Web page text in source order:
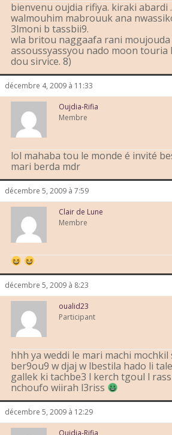
bienvenu oujdia rifiya. kiraki abardi .
walmouhim mabrouuk ana
3lmoni b tassbii9.
wla britou naggaafa rani moujouda
assoussyassyou nado moon
dou sirvice. 8)
décembre 4, 2009 à 11:33
Oujdia-Rifia
Membre
lol mahaba tou le monde é invité
mari berda mdr
décembre 5, 2009 à 7:59
Clair de Lune
Membre
décembre 5, 2009 à 8:23
oualid23
Participant
hhh ya weddi le mari machi
ber9ou9 w djaj w lbestila hado li
gallek ki tachbe3 l kerch tgoul l
nchoufo wiirah l3riss
décembre 5, 2009 à 12:29